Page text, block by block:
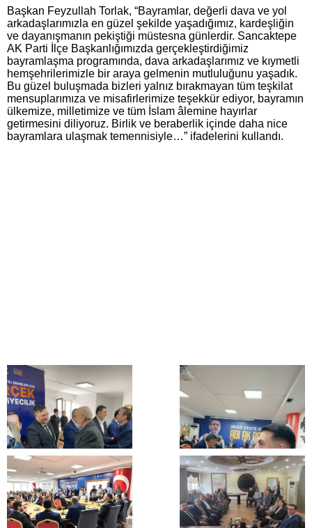
Başkan Feyzullah Torlak, “Bayramlar, değerli dava ve yol
arkadaşlarımızla en güzel şekilde yaşadığımız, kardeşliğin
ve dayanışmanın pekiştiği müstesna günlerdir. Sancaktepe
AK Parti İlçe Başkanlığımızda gerçekleştirdiğimiz
bayramlaşma programında, dava arkadaşlarımız ve kıymetli
hemşehrilerimizle bir araya gelmenin mutluluğunu yaşadık.
Bu güzel buluşmada bizleri yalnız bırakmayan tüm teşkilat
mensuplarımıza ve misafirlerimize teşekkür ediyor, bayramın
ülkemize, milletimize ve tüm İslam âlemine hayırlar
getirmesini diliyoruz. Birlik ve beraberlik içinde daha nice
bayramlara ulaşmak temennisiyle…” ifadelerini kullandı.